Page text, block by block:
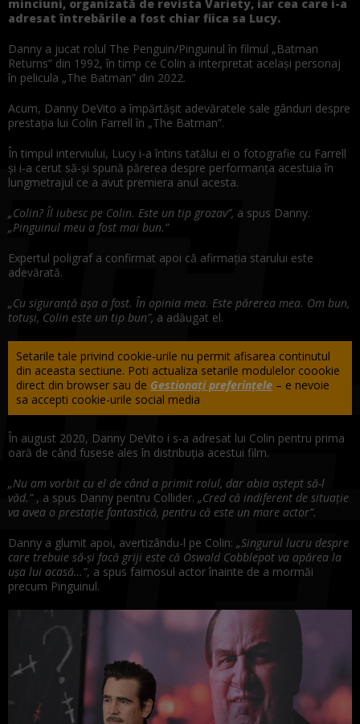
minciuni, organizată de revista Variety, iar cea care i-a
adresat întrebările a fost chiar fiica sa Lucy.
Danny a jucat rolul The Penguin/Pinguinul în filmul „Batman
Returns” din 1992, în timp ce Colin a interpretat același personaj
în pelicula „The Batman” din 2022.
Acum, Danny DeVito a împărtășit adevăratele sale gânduri despre
prestația lui Colin Farrell în „The Batman”.
În timpul interviului, Lucy i-a întins tatălui ei o fotografie cu Farrell
și i-a cerut să-și spună părerea despre performanța acestuia în
lungmetrajul ce a avut premiera anul acesta.
„Colin? Îl iubesc pe Colin. Este un tip grozav”, a spus Danny.
„Pinguinul meu a fost mai bun.”
Expertul poligraf a confirmat apoi că afirmația starului este
adevărată.
„Cu siguranță așa a fost. În opinia mea. Este părerea mea. Om bun,
totuși, Colin este un tip bun”, a adăugat el.
Setarile tale privind cookie-urile nu permit afisarea continutul
din aceasta sectiune. Poti actualiza setarile modulelor coookie
direct din browser sau de Gestionați preferințele – e nevoie
sa accepti cookie-urile social media
În august 2020, Danny DeVito i s-a adresat lui Colin pentru prima
oară de când fusese ales în distribuția acestui film.
„Nu am vorbit cu el de când a primit rolul, dar abia aștept să-l
văd.”, a spus Danny pentru Collider. „Cred că indiferent de situație
va avea o prestație fantastică, pentru că este un mare actor”.
Danny a glumit apoi, avertizându-l pe Colin: „Singurul lucru despre
care trebuie să-și facă griji este că Oswald Cobblepot va apărea la
ușa lui acasă…”, a spus faimosul actor înainte de a mormăi
precum Pinguinul.